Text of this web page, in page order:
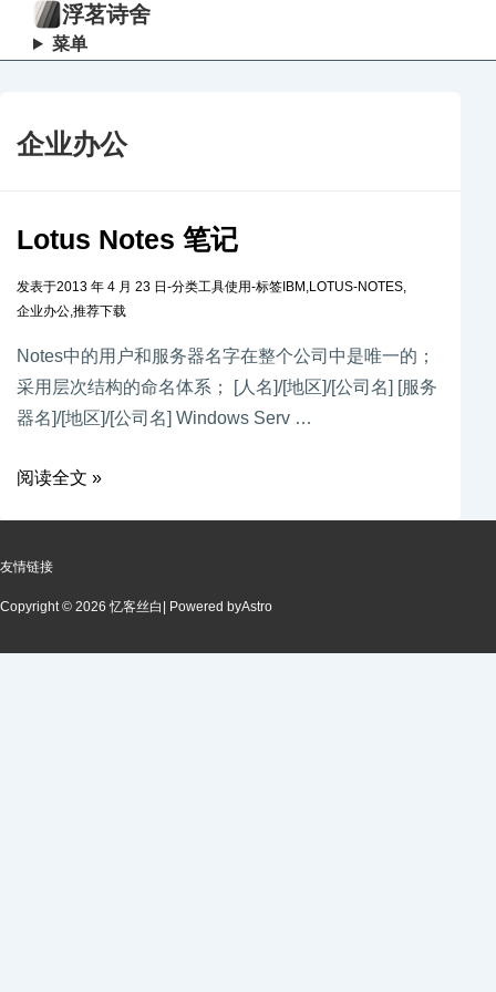
浮茗诗舍
菜单
企业办公
Lotus Notes 笔记
发表于2013 年 4 月 23 日 -分类工具使用-标签 IBM ,LOTUS-NOTES,
企业办公,推荐下载
Notes中的用户和服务器名字在整个公司中是唯一的；
采用层次结构的命名体系； [人名]/[地区]/[公司名] [服务
器名]/[地区]/[公司名] Windows Serv …
阅读全文 »
友情链接
Copyright © 2026 忆客丝白 | Powered byAstro